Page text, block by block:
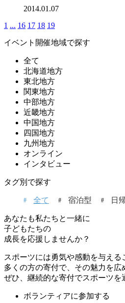
2014.01.07
1 ... 16 17 18 19
イベント開催地域で探す
全て
北海道地方
東北地方
関東地方
中部地方
近畿地方
中国地方
四国地方
九州地方
オンライン
インタビュー
タグ別で探す
全て 宿泊型 日
あなたも私たちと一緒に
子どもたちの
成長を応援しませんか？
スポーツには勇気や感動を与える
多くの方の寄付で、その魅力を広
ぜひ、継続的な寄付でスポーツを
ボランティアに参加する